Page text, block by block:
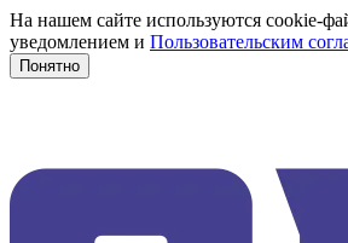
На нашем сайте используются cookie-
уведомлением и Пользовательским
Понятно